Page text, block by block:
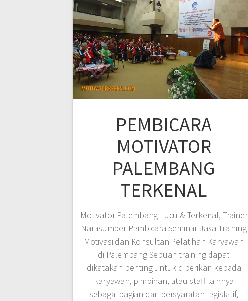
PEMBICARA
MOTIVATOR
PALEMBANG
TERKENAL
Motivator Palembang Lucu & Terkenal, Trainer
Narasumber Pembicara Seminar Jasa Training
Motivasi dan Konsultan Pelatihan Karyawan
di Palembang Sebuah training dapat
dikatakan penting untuk diberikan kepada
karyawan, pimpinan, atau staff lainnya
sebagai bagian dari persyaratan legislatif,